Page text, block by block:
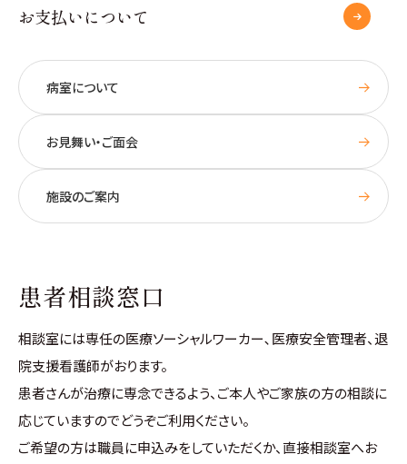
お支払いについて
病室について
お見舞い・ご面会
施設のご案内
患者相談窓口
相談室には専任の医療ソーシャルワーカー､医療安全管理者、退
院支援看護師がおります。
患者さんが治療に専念できるよう、ご本人やご家族の方の相談に
応じていますのでどうぞご利用ください。
ご希望の方は職員に申込みをしていただくか、直接相談室へお